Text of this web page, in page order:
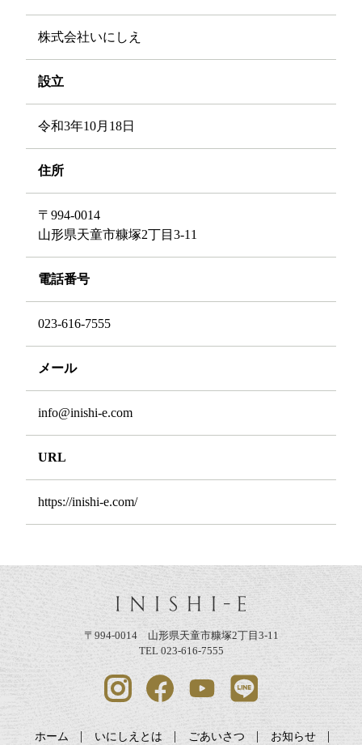
株式会社いにしえ
設立
令和3年10月18日
住所
〒994-0014
山形県天童市糠塚2丁目3-11
電話番号
023-616-7555
メール
info@inishi-e.com
URL
https://inishi-e.com/
〒994-0014 山形県天童市糠塚2丁目3-11
TEL 023-616-7555
ホーム いにしえとは ごあいさつ お知らせ